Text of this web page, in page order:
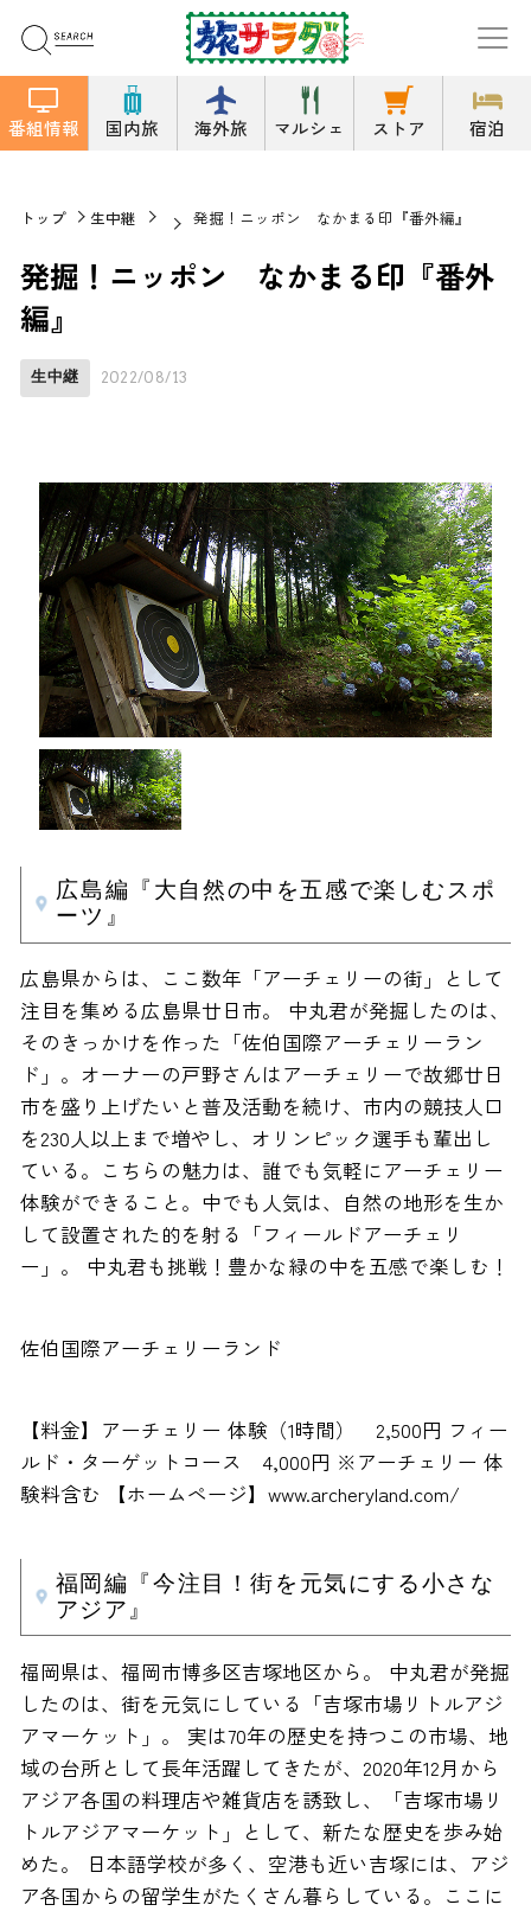
番組情報 国内旅 海外旅 マルシェ ストア 宿泊
トップ 生中継 発掘！ニッポン なかまる印『番外編』
発掘！ニッポン なかまる印『番外
編』
生中継 2022/08/13
広島編『大自然の中を五感で楽しむスポ
ーツ』
広島県からは、ここ数年「アーチェリーの街」として
注目を集める広島県廿日市。 中丸君が発掘したのは、
そのきっかけを作った「佐伯国際アーチェリーラン
ド」。オーナーの戸野さんはアーチェリーで故郷廿日
市を盛り上げたいと普及活動を続け、市内の競技人口
を230人以上まで増やし、オリンピック選手も輩出し
ている。こちらの魅力は、誰でも気軽にアーチェリー
体験ができること。中でも人気は、自然の地形を生か
して設置された的を射る「フィールドアーチェリ
ー」。 中丸君も挑戦！豊かな緑の中を五感で楽しむ！
佐伯国際アーチェリーランド
【料金】アーチェリー 体験（1時間） 2,500円 フィー
ルド・ターゲットコース 4,000円 ※アーチェリー 体
験料含む 【ホームページ】www.archeryland.com/
福岡編『今注目！街を元気にする小さな
アジア』
福岡県は、福岡市博多区吉塚地区から。 中丸君が発掘
したのは、街を元気にしている「吉塚市場リトルアジ
アマーケット」。 実は70年の歴史を持つこの市場、地
域の台所として長年活躍してきたが、2020年12月から
アジア各国の料理店や雑貨店を誘致し、「吉塚市場リ
トルアジアマーケット」として、新たな歴史を歩み始
めた。 日本語学校が多く、空港も近い吉塚には、アジ
ア各国からの留学生がたくさん暮らしている。ここに